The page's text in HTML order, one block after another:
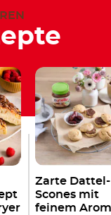
Zarte Dattel-
Scones mit
feinem